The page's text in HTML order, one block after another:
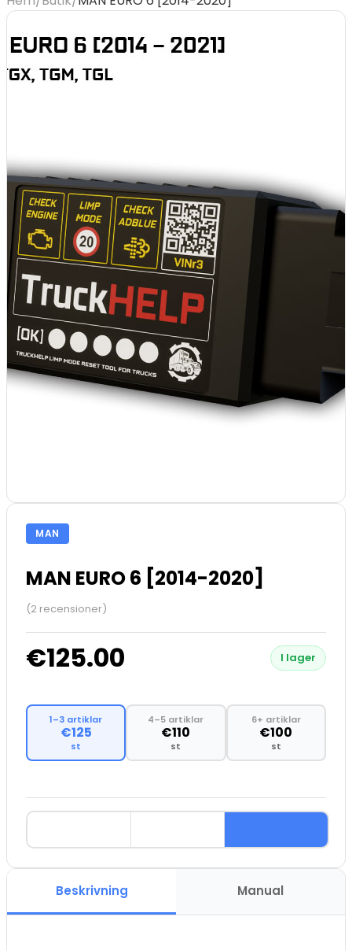
MAN
MAN EURO 6 [2014-2020]
(2 recensioner)
€125.00 I lager
1–3 artiklar
€125
st
4–5 artiklar
€110
st
6+ artiklar
€100
st
Beskrivning Manual